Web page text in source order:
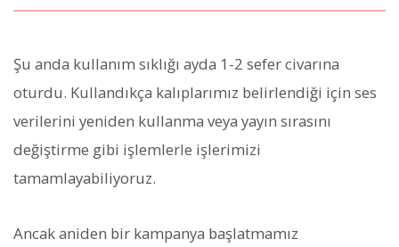
Şu anda kullanım sıklığı ayda 1-2 sefer civarına
oturdu. Kullandıkça kalıplarımız belirlendiği için ses
verilerini yeniden kullanma veya yayın sırasını
değiştirme gibi işlemlerle işlerimizi
tamamlayabiliyoruz.
Ancak aniden bir kampanya başlatmamız